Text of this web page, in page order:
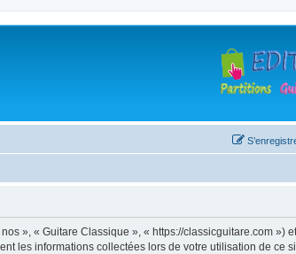
», « Guitare Classique », « https://classicguitare.com »)
les informations collectées lors de votre utilisation de ce